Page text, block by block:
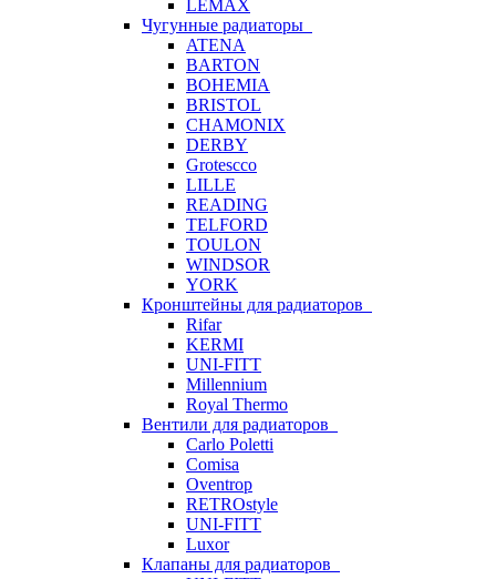
LEMAX
Чугунные радиаторы
ATENA
BARTON
BOHEMIA
BRISTOL
CHAMONIX
DERBY
Grotescco
LILLE
READING
TELFORD
TOULON
WINDSOR
YORK
Кронштейны для радиаторов
Rifar
KERMI
UNI-FITT
Millennium
Royal Thermo
Вентили для радиаторов
Carlo Poletti
Comisa
Oventrop
RETROstyle
UNI-FITT
Luxor
Клапаны для радиаторов